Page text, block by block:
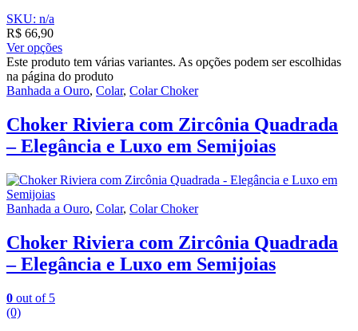
SKU: n/a
R$ 66,90
Ver opções
Este produto tem várias variantes. As opções podem ser escolhidas
na página do produto
Banhada a Ouro, Colar, Colar Choker
Choker Riviera com Zircônia Quadrada
– Elegância e Luxo em Semijoias
Banhada a Ouro, Colar, Colar Choker
Choker Riviera com Zircônia Quadrada
– Elegância e Luxo em Semijoias
0 out of 5
(0)